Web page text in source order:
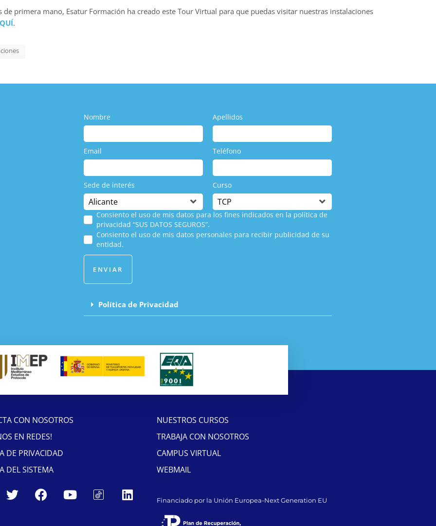
primera mano, Esatur Formación ha creado este Tour Virtual para que puedas visitar nuestras instalaciones
.
Nombre Apellidos
Email Teléfono
Sede de interés Curso
Consiento el uso de mis datos para los fines indicados en la política de
privacidad “SUS DATOS SEGUROS”.
Consiento el uso de mis datos personales para recibir publicidad de su
entidad.
ENVIAR
Política de Privacidad
CON NOSOTROS
EN REDES!
DE PRIVACIDAD
DEL SISTEMA
NUESTROS CURSOS
TRABAJA CON NOSOTROS
CAMPUS VIRTUAL
WEBMAIL
Financiado por la Unión Europea-Next Generation EU